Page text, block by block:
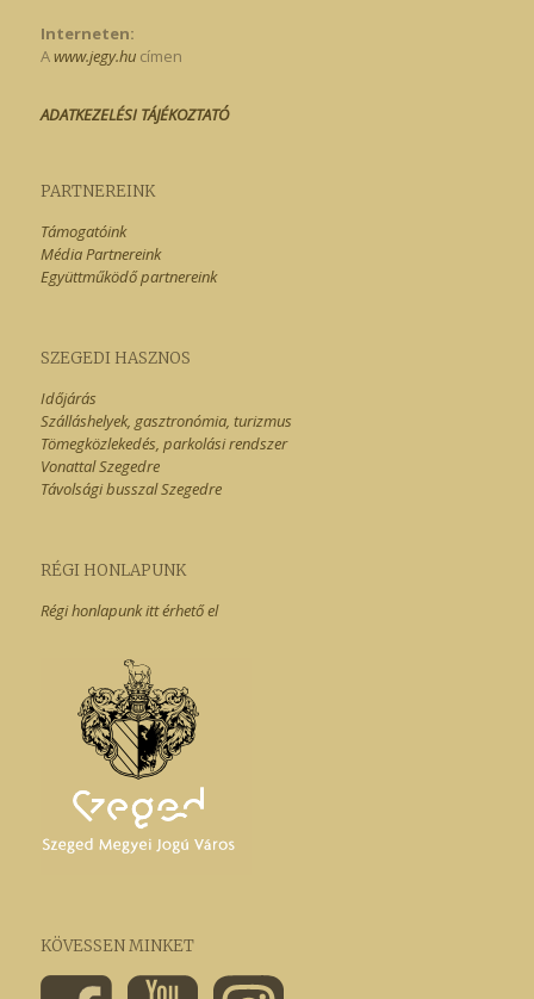
Interneten:
Awww.jegy.hucímen
ADATKEZELÉSI TÁJÉKOZTATÓ
PARTNEREINK
Támogatóink
Média Partnereink
Együttműködő partnereink
SZEGEDI HASZNOS
Időjárás
Szálláshelyek, gasztronómia, turizmus
Tömegközlekedés, parkolási rendszer
Vonattal Szegedre
Távolsági busszal Szegedre
RÉGI HONLAPUNK
Régi honlapunk itt érhető el
KÖVESSEN MINKET